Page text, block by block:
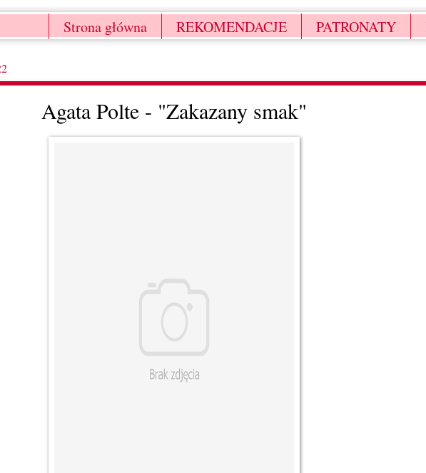
Strona główna REKOMENDACJE PATRONATY
Agata Polte - "Zakazany smak"